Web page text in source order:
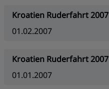
Kroatien Ruderfahrt 2007
01.02.2007
Kroatien Ruderfahrt 2007
01.01.2007